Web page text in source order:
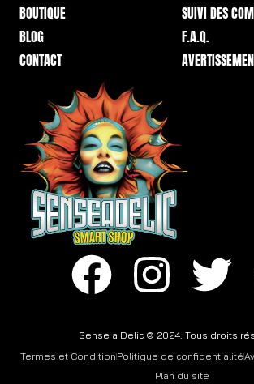
BOUTIQUE
BLOG
CONTACT
SUIVI DES
F.A.Q.
Sense a Delic © 2024. Tous droits
Termes et Condition Politique de confidentialité
Plan du site